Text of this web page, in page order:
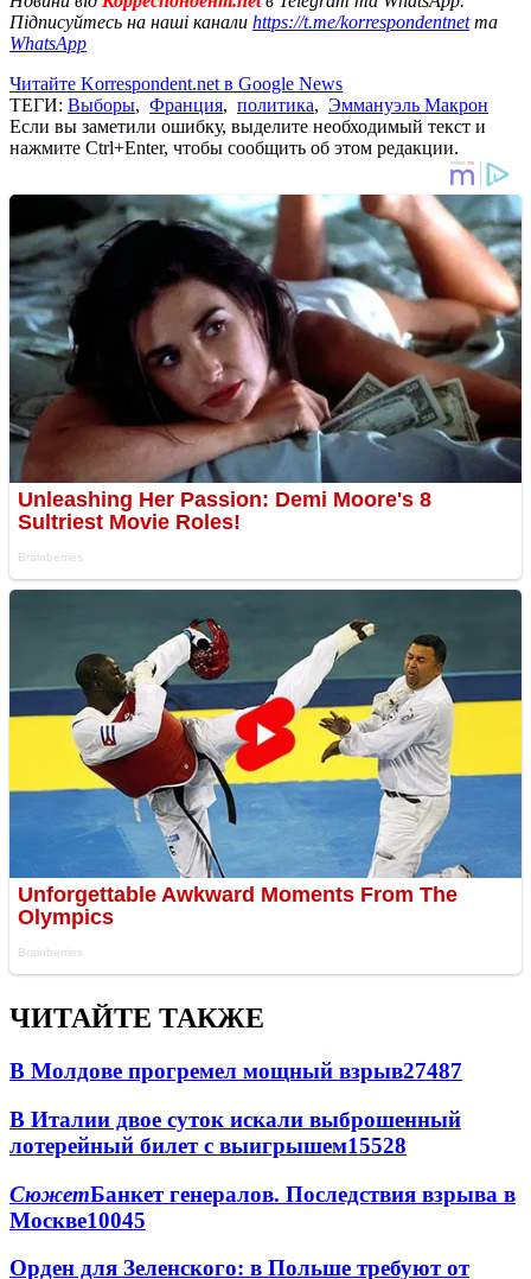
Підписуйтесь на наші канали https://t.me/korrespondentnetта
WhatsApp
Читайте Korrespondent.net в Google News
ТЕГИ: Выборы, Франция, политика, Эммануэль Макрон
Если вы заметили ошибку, выделите необходимый текст и
нажмите Ctrl+Enter, чтобы сообщить об этом редакции.
ЧИТАЙТЕ ТАКЖЕ
В Молдове прогремел мощный взрыв27487
В Италии двое суток искали выброшенный
лотерейный билет с выигрышем15528
СюжетБанкет генералов. Последствия взрыва в
Москве10045
Орден для Зеленского: в Польше требуют от